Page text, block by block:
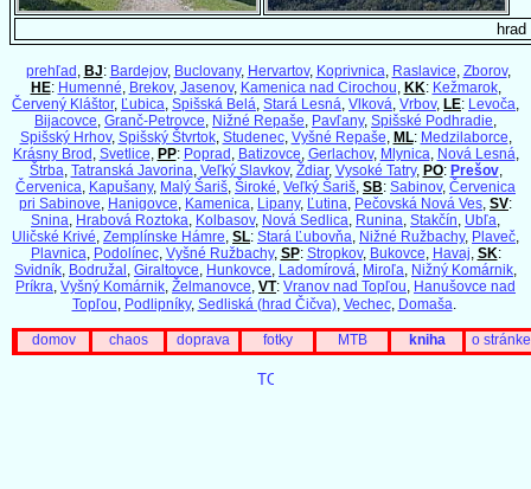
hrad
prehľad BJ: Bardejov, Buclovany, Hervartov, Koprivnica Raslavice Zborov,
HE: Humenné Brekov, Jasenov, Kamenica nad Cirochou KK: Kežmarok,
Červený Kláštor, Ľubica Spišská Belá Stará Lesná Vlková Vrbov, LE: Levoča
Bijacovce Granč-Petrovce Nižné Repaše Pavľany, Spišské Podhradie
Spišský Hrhov, Spišský Štvrtok, Studenec, Vyšné Repaše ML: Medzilaborce
Krásny Brod Svetlice PP: Poprad Batizovce Gerlachov, Mlynica Nová Lesná
Štrba Tatranská Javorina Veľký Slavkov, Ždiar, Vysoké Tatry, PO: Prešov,
Červenica Kapušany, Malý Šariš Široké Veľký Šariš SB: Sabinov, Červenica
pri Sabinove Hanigovce Kamenica Lipany, Ľutina Pečovská Nová Ves SV:
Snina Hrabová Roztoka Kolbasov, Nová Sedlica Runina Stakčín Ubľa
Uličské Krivé Zemplínske Hámre SL: Stará Ľubovňa Nižné Ružbachy, Plaveč
Plavnica Podolínec, Vyšné Ružbachy, SP: Stropkov, Bukovce Havaj SK:
Svidník Bodružal Giraltovce Hunkovce Ladomírová Miroľa Nižný Komárnik
Príkra Vyšný Komárnik Želmanovce VT: Vranov nad Topľou Hanušovce nad
Topľou Podlipníky, Sedliská (hrad Čičva), Vechec, Domaša
domov chaos doprava fotky MTB kniha o stránke